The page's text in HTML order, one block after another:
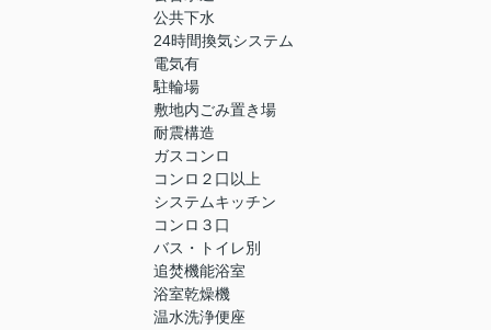
公共下水
24時間換気システム
電気有
駐輪場
敷地内ごみ置き場
耐震構造
ガスコンロ
コンロ２口以上
システムキッチン
コンロ３口
バス・トイレ別
追焚機能浴室
浴室乾燥機
温水洗浄便座